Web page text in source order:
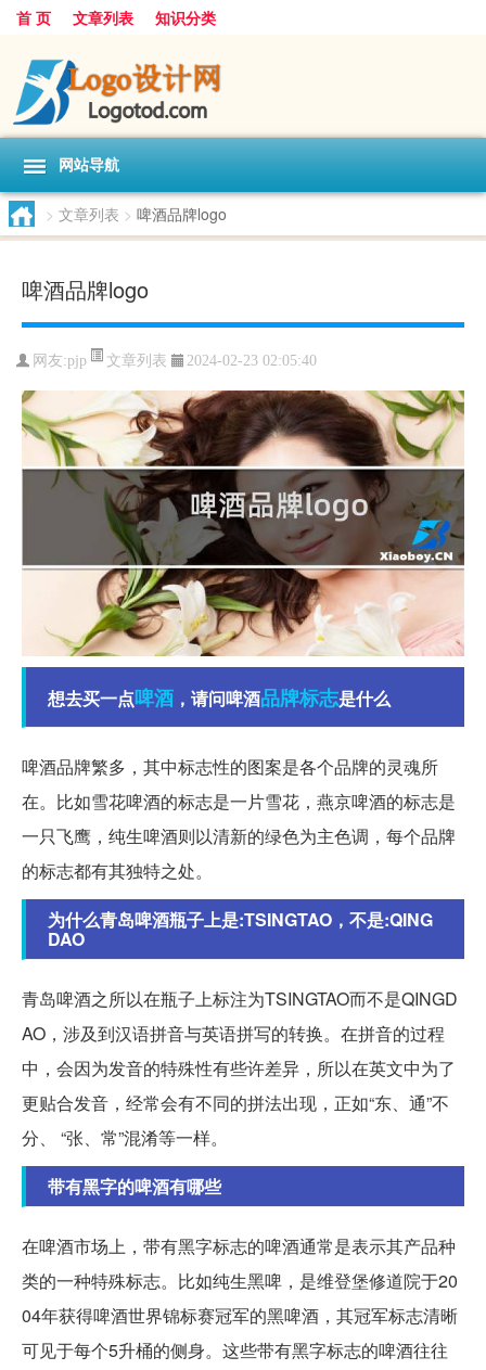
首 页 文章列表 知识分类
网站导航
> 文章列表 > 啤酒品牌logo
啤酒品牌logo
网友:pjp 文章列表 2024-02-23 02:05:40
想去买一点啤酒 ，请问啤酒品牌标志是什么
啤酒品牌繁多，其中标志性的图案是各个品牌的灵魂所
在。比如雪花啤酒的标志是一片雪花，燕京啤酒的标志是
一只飞鹰，纯生啤酒则以清新的绿色为主色调，每个品牌
的标志都有其独特之处。
为什么青岛啤酒瓶子上是:TSINGTAO，不是:QING
DAO
青岛啤酒之所以在瓶子上标注为TSINGTAO而不是QINGD
AO，涉及到汉语拼音与英语拼写的转换。在拼音的过程
中，会因为发音的特殊性有些许差异，所以在英文中为了
更贴合发音，经常会有不同的拼法出现，正如“东、通”不
分、 “张、常”混淆等一样。
带有黑字的啤酒有哪些
在啤酒市场上，带有黑字标志的啤酒通常是表示其产品种
类的一种特殊标志。比如纯生黑啤，是维登堡修道院于20
04年获得啤酒世界锦标赛冠军的黑啤酒，其冠军标志清晰
可见于每个5升桶的侧身。这些带有黑字标志的啤酒往往